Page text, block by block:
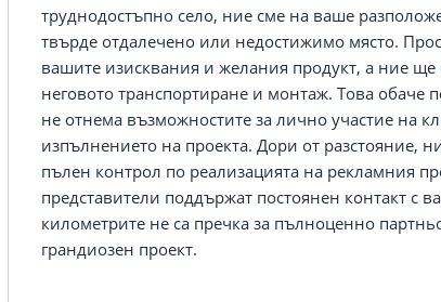
труднодостъпно село, ние сме на ваше
твърде отдалечено или недостижимо място.
вашите изисквания и желания продукт, а ние ще
неговото транспортиране и монтаж. Това обаче
не отнема възможностите за лично участие на
изпълнението на проекта. Дори от разстояние,
пълен контрол по реализацията на рекламния
представители поддържат постоянен контакт с
километрите не са пречка за пълноценно
грандиозен проект.